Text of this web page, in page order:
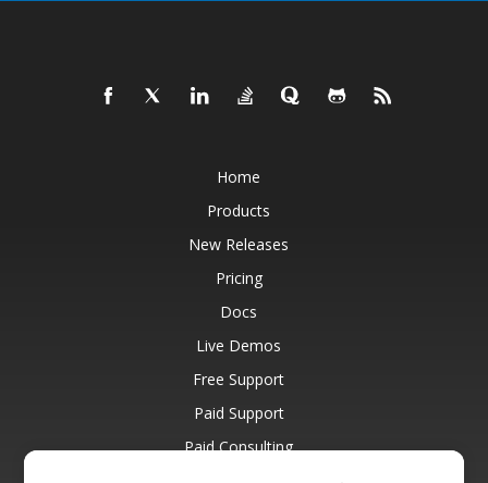
Home
Products
New Releases
Pricing
Docs
Live Demos
Free Support
Paid Support
Paid Consulting